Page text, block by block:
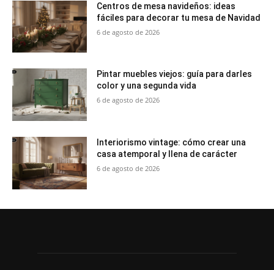
Centros de mesa navideños: ideas
fáciles para decorar tu mesa de Navidad
6 de agosto de 2026
Pintar muebles viejos: guía para darles
color y una segunda vida
6 de agosto de 2026
Interiorismo vintage: cómo crear una
casa atemporal y llena de carácter
6 de agosto de 2026